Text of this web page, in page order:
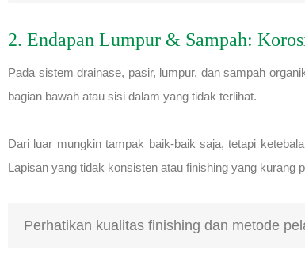
2. Endapan Lumpur & Sampah:
Pada sistem drainase, pasir, lumpur, dan sampah
bagian bawah atau sisi dalam yang tidak terlihat.
Dari luar mungkin tampak baik-baik saja, tetapi
Lapisan yang tidak konsisten atau finishing yang kurang
Perhatikan kualitas finishing dan metode